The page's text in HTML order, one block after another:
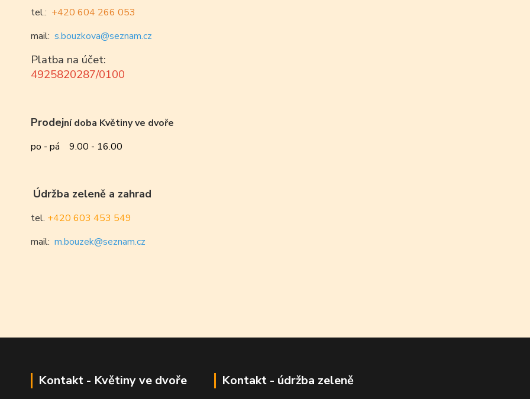
tel.: +420 604 266 053
mail: s.bouzkova@seznam.cz
Platba na účet:
4925820287/0100
Prodejní doba Květiny ve dvoře
po - pá 9.00 - 16.00
Údržba zeleně a zahrad
tel. +420 603 453 549
mail: m.bouzek@seznam.cz
Kontakt - Květiny ve dvoře Kontakt - údržba zeleně